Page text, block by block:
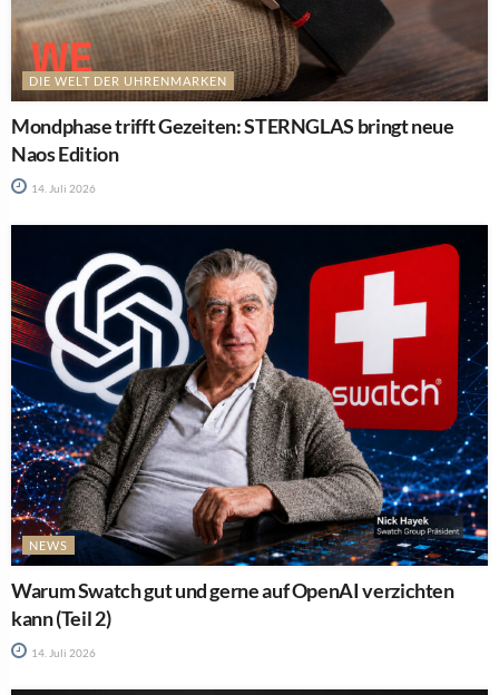
DIE WELT DER UHRENMARKEN
Mondphase trifft Gezeiten: STERNGLAS bringt neue
Naos Edition
14. Juli 2026
NEWS
Warum Swatch gut und gerne auf OpenAI verzichten
kann (Teil 2)
14. Juli 2026